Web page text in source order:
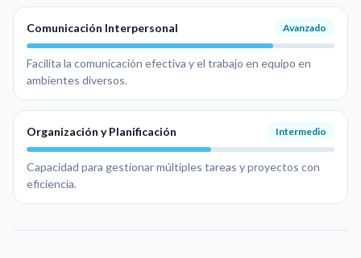
Comunicación Interpersonal Avanzado
Facilita la comunicación efectiva y el trabajo en equipo en
ambientes diversos.
Organización y Planificación Intermedio
Capacidad para gestionar múltiples tareas y proyectos con
eficiencia.